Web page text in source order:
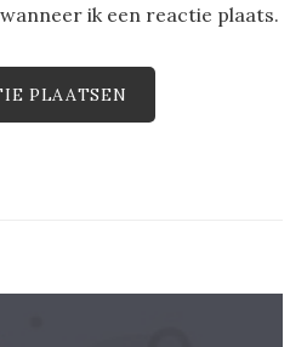
ik een reactie plaats.